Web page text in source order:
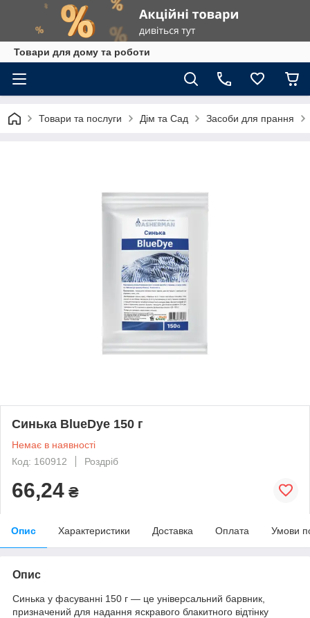
Товари для дому та роботи
Товари та послуги Дім та Сад Засоби для прання
Синька BlueDye 150 г
Немає в наявності
Код: 160912
Роздріб
66,24 ₴
Опис Характеристики Доставка Оплата Умови
Опис
Синька у фасуванні 150 г — це універсальний барвник,
призначений для надання яскравого блакитного відтінку